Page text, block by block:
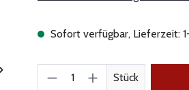
Sofort verfügbar, Lieferzeit:
Produkt Anzahl: Gib
Stück